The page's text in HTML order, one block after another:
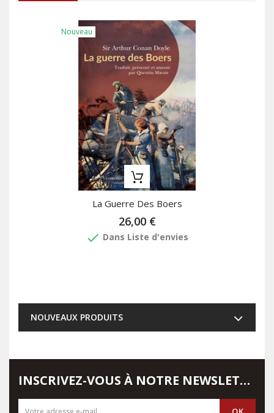
Nouveau
La Guerre Des Boers
26,00 €
done Dans Liste d'envies
NOUVEAUX PRODUITS
INSCRIVEZ-VOUS À NOTRE NEWSLETTER